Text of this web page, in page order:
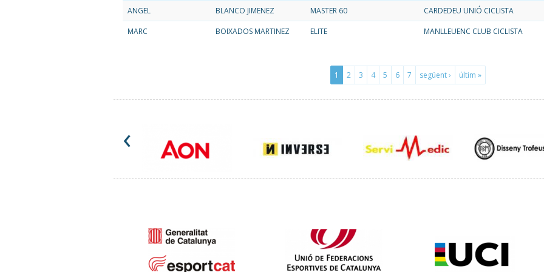
ANGEL BLANCO JIMENEZ MASTER 60
CARDEDEU UNIÓ CICLISTA
MARC
BOIXADOS MARTINEZ ELITE MANLLEUENC CLUB CICLISTA
1 2 3 4 5 6 7 següent › últim »
‹